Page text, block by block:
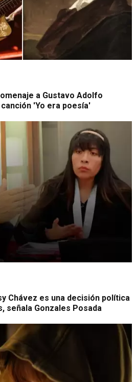
a Gustavo Adolfo
'Yo era poesía'
Chávez es una decisión política
señala Gonzales Posada